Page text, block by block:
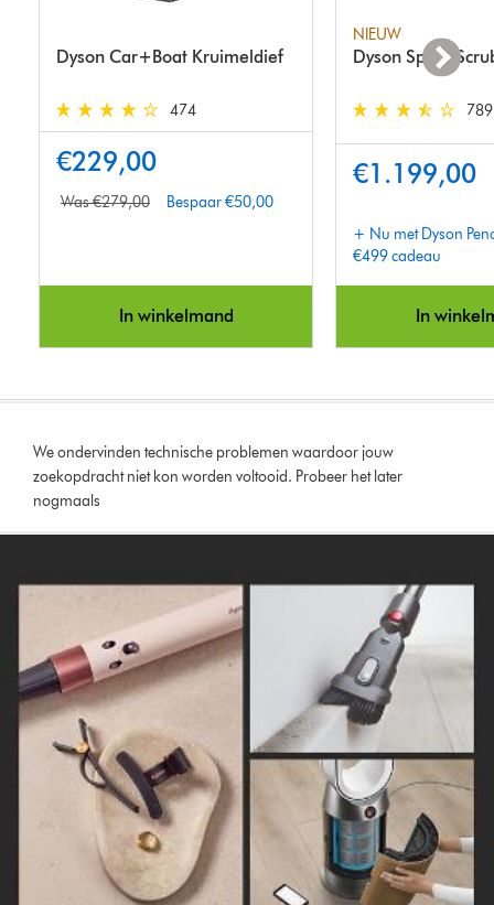
Dyson Car+Boat Kruimeldief
4.3 stars out of 5 from 474 Reviews
474
€229,00
Was €279,00 Bespaar €50,00
In winkelmand
NIEUW
Dyson
789
€1.199,00
+ Nu met Dyson
€499 cadeau
In
We ondervinden technische problemen waardoor jouw
zoekopdracht niet kon worden voltooid. Probeer het later
nogmaals